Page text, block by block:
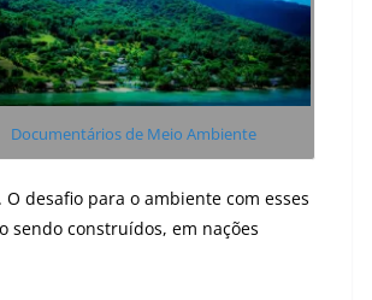
Documentários de Meio Ambiente
desafio para o ambiente com esses
sendo construídos, em nações